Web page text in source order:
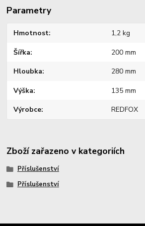
Parametry
Hmotnost 1,2 kg
Šířka 200 mm
Hloubka 280 mm
Výška 135 mm
Výrobce REDFOX
Zboží zařazeno v kategoriích
Příslušenství
Příslušenství